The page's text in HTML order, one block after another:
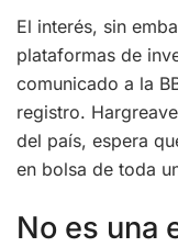
El interés, sin
plataformas de
comunicado a la
registro.
del país, espera
en bolsa de toda
No es una